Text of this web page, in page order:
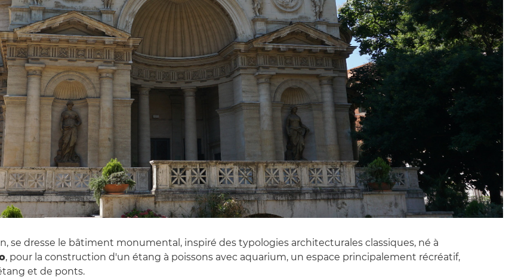
se dresse le bâtiment monumental, inspiré des typologies architecturales classiques, né à
, pour la construction d'un étang à poissons avec aquarium, un espace principalement récréatif,
et de ponts.